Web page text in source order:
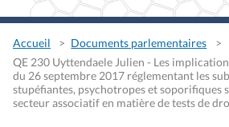
Accueil
Documents parlementaires
QE 230 Uyttendaele Julien - Les
du 26 septembre 2017 réglementant les
stupéfiantes, psychotropes et soporifiques
secteur associatif en matière de tests de